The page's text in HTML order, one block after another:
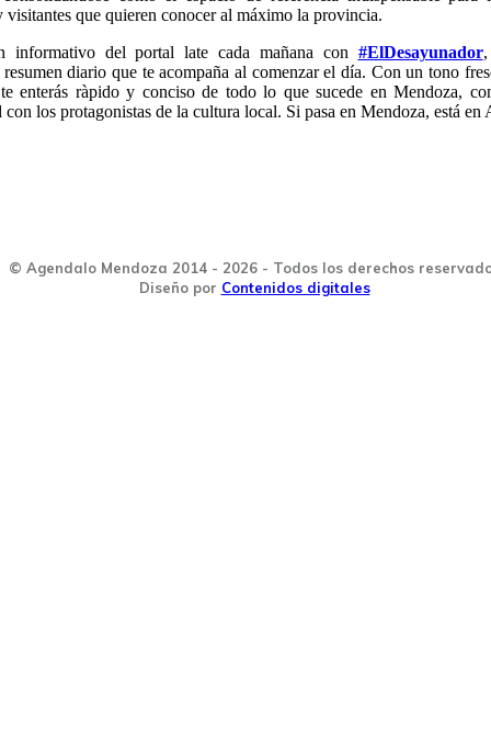
visitantes que quieren conocer al máximo la provincia.
informativo del portal late cada mañana con #ElDesayunador,
diario que te acompaña al comenzar el día. Con un tono
enterás ràpido y conciso de todo lo que sucede en Mendoza,
con los protagonistas de la cultura local. Si pasa en Mendoza, está en
© Agendalo Mendoza 2014 - 2026 - Todos los derechos
Diseño por Contenidos digitales